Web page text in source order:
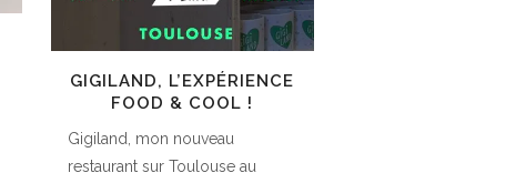
GIGILAND, L’EXPÉRIENCE
FOOD & COOL !
Gigiland, mon nouveau
restaurant sur Toulouse au